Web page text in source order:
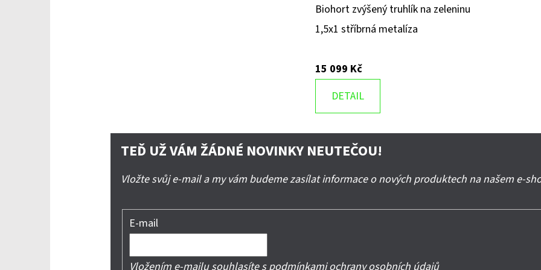
Biohort zvýšený truhlík na zeleninu
1,5x1 stříbrná metalíza
15 099 Kč
DETAIL
TEĎ UŽ VÁM ŽÁDNÉ NOVINKY NEUTEČOU!
Vložte svůj e-mail a my vám budeme zasílat informace o nových produktech na našem e-
E-mail
Vložením e-mailu souhlasíte spodmínkami ochrany osobních údajů